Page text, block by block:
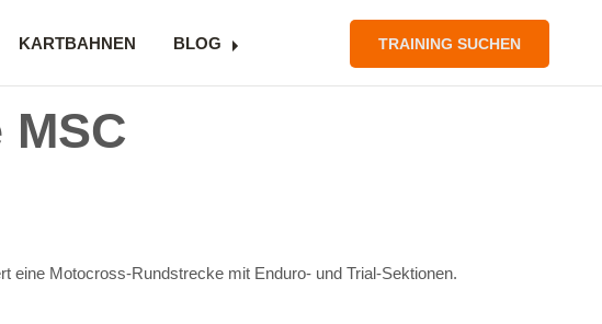
KARTBAHNEN BLOG TRAINING SUCHEN
eine Motocross-Rundstrecke mit Enduro- und Trial-Sektionen.